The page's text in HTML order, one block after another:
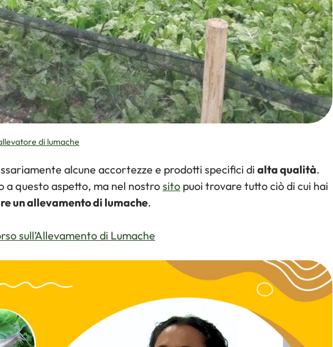
Smagliature
di lumache
alcune accortezze e prodotti specifici di alta qualità.
a questo aspetto, ma nel nostrosito puoi trovare tutto ciò di cui hai
un allevamento di lumache.
sull’Allevamento di Lumache